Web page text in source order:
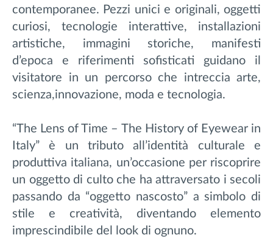
contemporanee. Pezzi unici e originali, oggetti
curiosi, tecnologie interattive, installazioni
artistiche, immagini storiche, manifesti
d’epoca e riferimenti sofisticati guidano il
visitatore in un percorso che intreccia arte,
scienza,innovazione, moda e tecnologia.
“The Lens of Time – The History of Eyewear in
Italy” è un tributo all’identità culturale e
produttiva italiana, un’occasione per riscoprire
un oggetto di culto che ha attraversato i secoli
passando da “oggetto nascosto” a simbolo di
stile e creatività, diventando elemento
imprescindibile del look di ognuno.